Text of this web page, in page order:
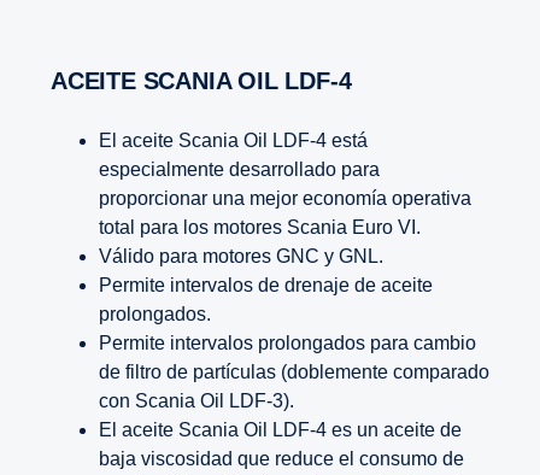
ACEITE SCANIA OIL LDF-4
El aceite Scania Oil LDF-4 está
especialmente desarrollado para
proporcionar una mejor economía operativa
total para los motores Scania Euro VI.
Válido para motores GNC y GNL.
Permite intervalos de drenaje de aceite
prolongados.
Permite intervalos prolongados para cambio
de filtro de partículas (doblemente comparado
con Scania Oil LDF-3).
El aceite Scania Oil LDF-4 es un aceite de
baja viscosidad que reduce el consumo de